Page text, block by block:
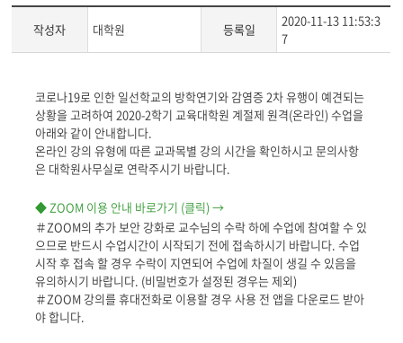
작성자 대학원 등록일
2020-11-13 11:53:3
7
게
시
글
본
문
코로나19로 인한 일선학교의 방학연기와 감염증 2차 유행이 예견되는
상황을 고려하여 2020-2학기 교육대학원 계절제 원격(온라인) 수업을
아래와 같이 안내합니다.
온라인 강의 유형에 따른 교과목별 강의 시간을확인하시고 문의사항
은 대학원사무실로 연락주시기 바랍니다.
◆ ZOOM 이용 안내 바로가기 (클릭) →
＃ZOOM의 추가 보안 강화로 교수님의 수락 하에 수업에 참여할 수 있
으므로 반드시 수업시간이 시작되기 전에 접속하시기 바랍니다. 수업
시작 후 접속 할 경우 수락이 지연되어 수업에 차질이 생길 수 있음을
유의하시기 바랍니다. (비밀번호가 설정된 경우는 제외)
＃ZOOM 강의를 휴대전화로 이용할 경우 사용 전 앱을 다운로드 받아
야 합니다.